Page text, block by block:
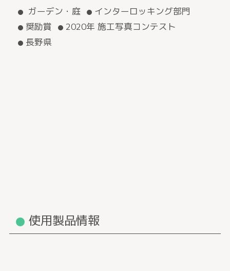
ガーデン・庭
インターロッキング部門
奨励賞
2020年 施工写真コンテスト
長野県
使用製品情報